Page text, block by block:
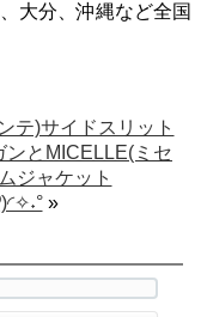
大分、沖縄など全国
テ)サイドスリット
ンとMICELLE(ミセ
ジャケット
»